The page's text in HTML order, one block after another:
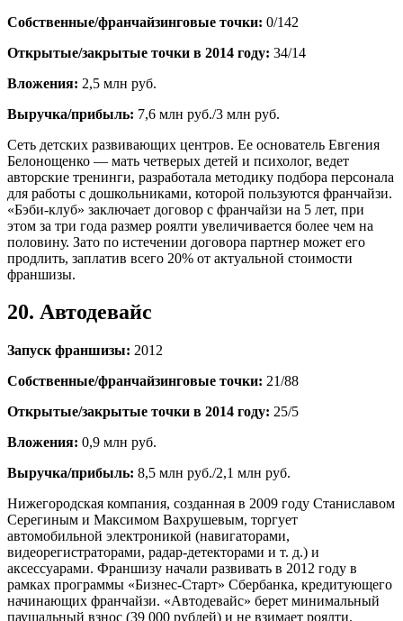
Собственные/франчайзинговые точки: 0/142
Открытые/закрытые точки в 2014 году: 34/14
Вложения: 2,5 млн руб.
Выручка/прибыль: 7,6 млн руб./3 млн руб.
Сеть детских развивающих центров. Ее основатель Евгения
Белонощенко — мать четверых детей и психолог, ведет
авторские тренинги, разработала методику подбора персонала
для работы с дошкольниками, которой пользуются франчайзи.
«Бэби-клуб» заключает договор с франчайзи на 5 лет, при
этом за три года размер роялти увеличивается более чем на
половину. Зато по истечении договора партнер может его
продлить, заплатив всего 20% от актуальной стоимости
франшизы.
20. Автодевайс
Запуск франшизы: 2012
Собственные/франчайзинговые точки: 21/88
Открытые/закрытые точки в 2014 году: 25/5
Вложения: 0,9 млн руб.
Выручка/прибыль: 8,5 млн руб./2,1 млн руб.
Нижегородская компания, созданная в 2009 году Станиславом
Серегиным и Максимом Вахрушевым, торгует
автомобильной электроникой (навигаторами,
видеорегистраторами, радар-детекторами и т. д.) и
аксессуарами. Франшизу начали развивать в 2012 году в
рамках программы «Бизнес-Старт» Сбербанка, кредитующего
начинающих франчайзи. «Автодевайс» берет минимальный
паушальный взнос (39 000 рублей) и не взимает роялти.